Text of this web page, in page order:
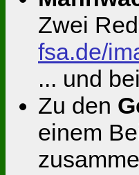
Zwei
fsa.de/
... und
Zu den
einem